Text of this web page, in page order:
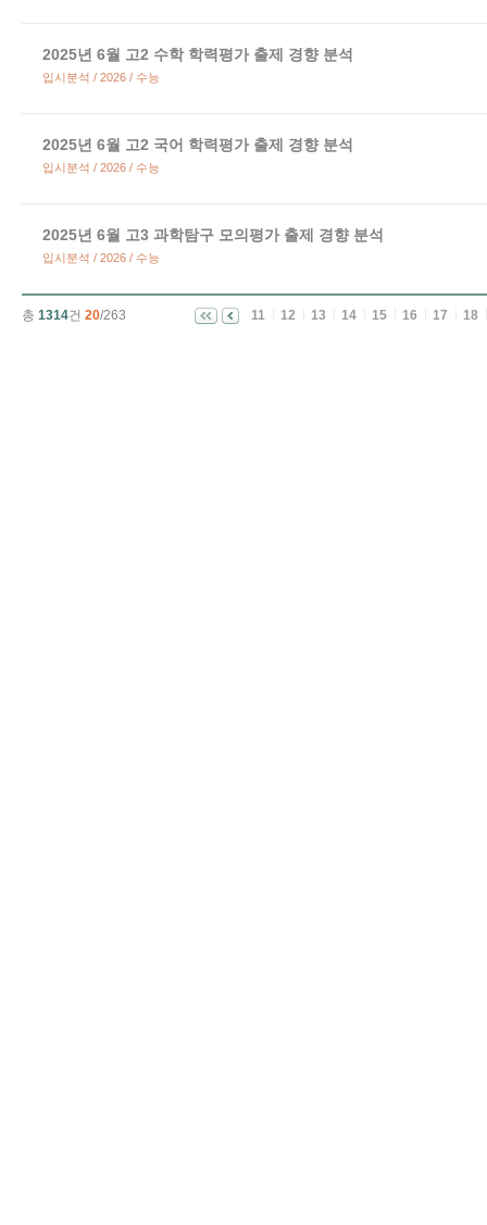
2025년 6월 고2 수학 학력평가 출제 경향 분석
입시분석 / 2026 / 수능
2025년 6월 고2 국어 학력평가 출제 경향 분석
입시분석 / 2026 / 수능
2025년 6월 고3 과학탐구 모의평가 출제 경향 분석
입시분석 / 2026 / 수능
총 1314건 20/263 11 12 13 14 15 16 17 18